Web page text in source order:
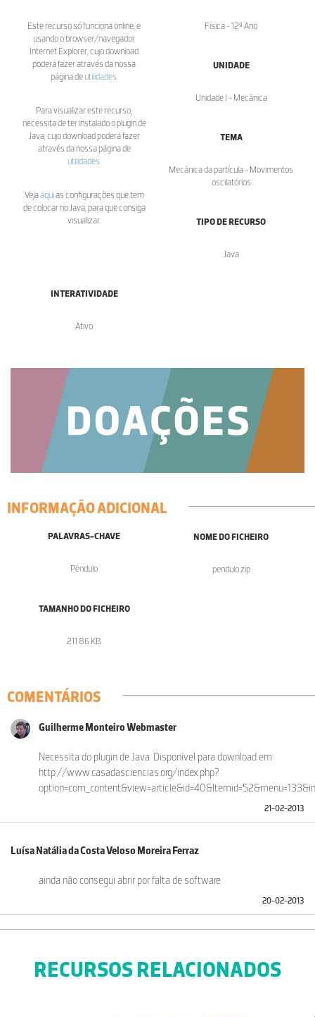
Este recurso só funciona online, e
usando o browser/navegador
Internet Explorer, cujo download
poderá fazer através da nossa
página deutilidades.
Para visualizar este recurso,
necessita de ter instalado o plugin de
Java, cujo download poderá fazer
através da nossa página de
utilidades.
Vejaaquias configurações que tem
de colocar no Java, para que consiga
visualizar.
Física - 12º Ano
UNIDADE
Unidade I - Mecânica
TEMA
Mecânica da partícula - Movimentos
oscilatórios
TIPO DE RECURSO
Java
INTERATIVIDADE
Ativo
INFORMAÇÃO ADICIONAL
PALAVRAS-CHAVE
Pêndulo
NOME DO FICHEIRO
pendulo.zip
TAMANHO DO FICHEIRO
211.86 KB
COMENTÁRIOS
Guilherme Monteiro Webmaster
Necessita do plugin de Java. Disponível para download em:
http://www.casadasciencias.org/index.php?
21-02-2013
Luísa Natália da Costa Veloso Moreira Ferraz
ainda não consegui abrir por falta de software
20-02-2013
RECURSOS RELACIONADOS